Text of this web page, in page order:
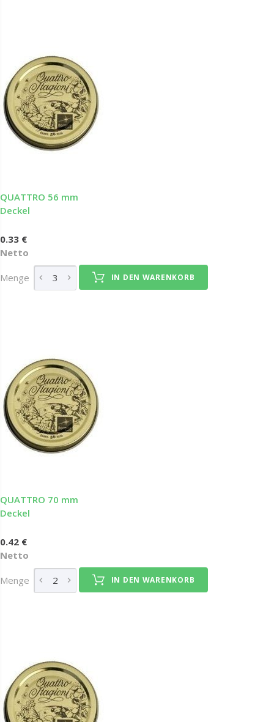
QUATTRO 56 mm
Deckel
0.33 €
Netto
Menge IN DEN WARENKORB
QUATTRO 70 mm
Deckel
0.42 €
Netto
Menge IN DEN WARENKORB